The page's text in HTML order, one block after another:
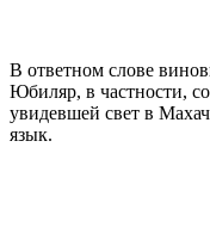
В ответном слове
Юбиляр, в частности,
увидевшей свет в
язык.